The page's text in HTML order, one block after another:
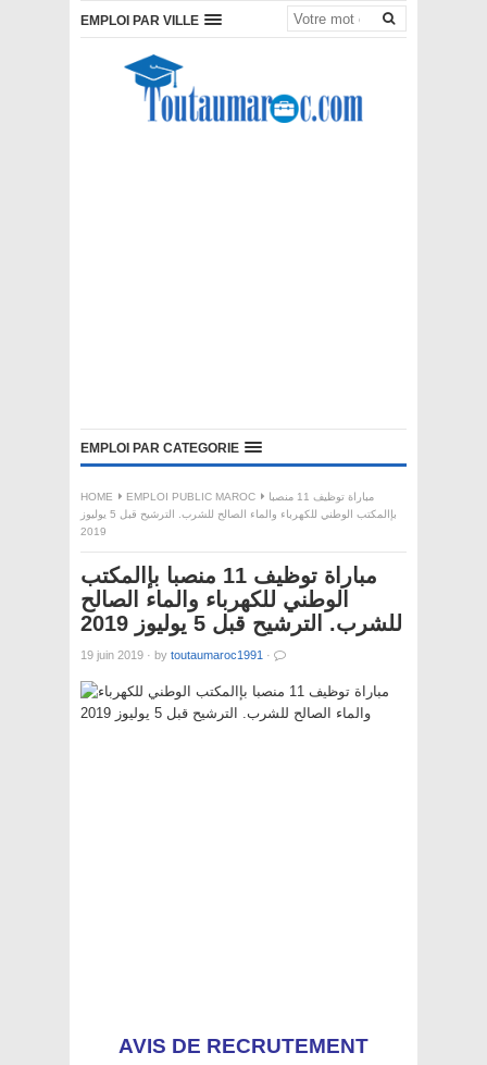
EMPLOI PAR VILLE
EMPLOI PAR CATEGORIE
HOME EMPLOI PUBLIC MAROC
مباراة توظيف 11 منصبا
بإالمكتب الوطني للكهرباء والماء الصالح للشرب. الترشيح قبل 5 يوليوز
2019
مباراة توظيف 11 منصبا بإالمكتب
الوطني للكهرباء والماء الصالح
للشرب. الترشيح قبل 5 يوليوز 2019
19 juin 2019 · by toutaumaroc1991 ·
AVIS DE RECRUTEMENT